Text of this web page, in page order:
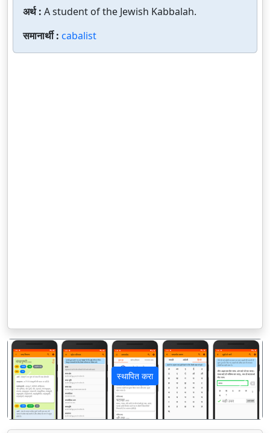
अर्थ : A student of the Jewish Kabbalah.
समानार्थी : cabalist
स्थापित करा
पिछला अगला